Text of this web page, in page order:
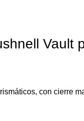
Vault
con cierre